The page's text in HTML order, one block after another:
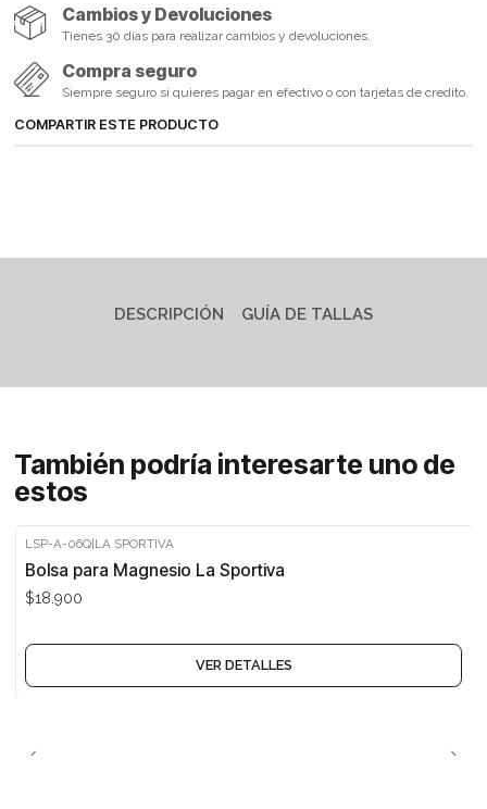
Cambios y Devoluciones
Tienes 30 días para realizar cambios y devoluciones.
Compra seguro
Siempre seguro si quieres pagar en efectivo o con tarjetas de credito.
COMPARTIR ESTE PRODUCTO
DESCRIPCIÓN GUÍA DE TALLAS
También podría interesarte uno de
estos
Agotado
LSP-A-06Q|LA SPORTIVA
Bolsa para Magnesio La Sportiva
$18.900
VER DETALLES